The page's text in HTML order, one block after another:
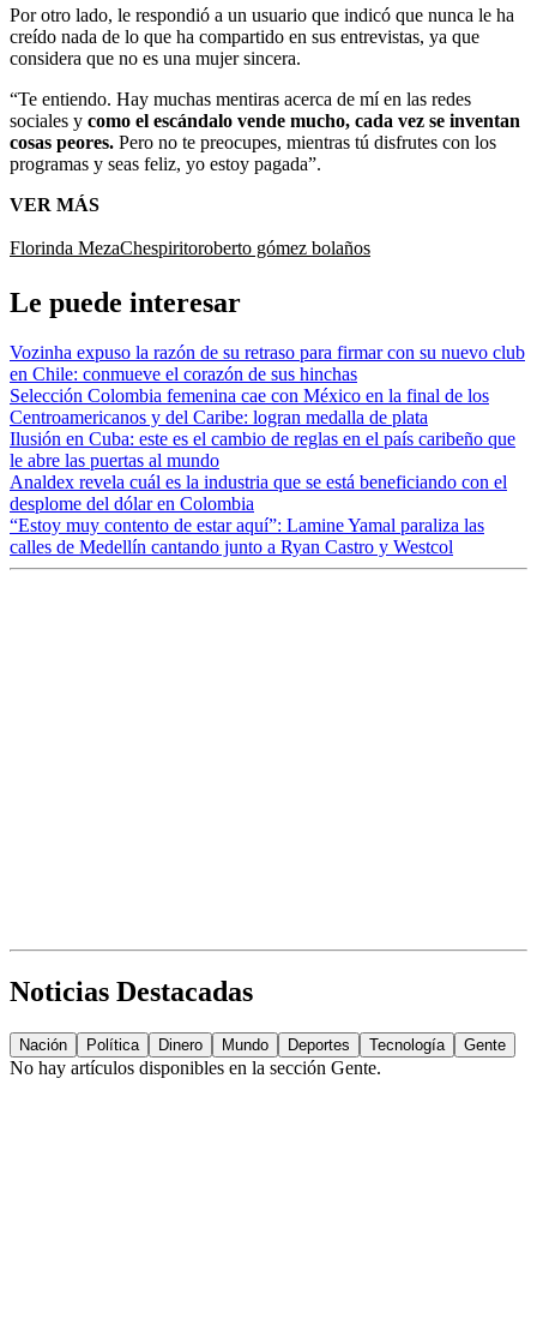
Por otro lado, le respondió a un usuario que indicó que nunca le ha
creído nada de lo que ha compartido en sus entrevistas, ya que
considera que no es una mujer sincera.
“Te entiendo. Hay muchas mentiras acerca de mí en las redes
sociales y como el escándalo vende mucho, cada vez se inventan
cosas peores. Pero no te preocupes, mientras tú disfrutes con los
programas y seas feliz, yo estoy pagada”.
VER MÁS
Florinda MezaChespiritoroberto gómez bolaños
Le puede interesar
Vozinha expuso la razón de su retraso para firmar con su nuevo club
en Chile: conmueve el corazón de sus hinchas
Selección Colombia femenina cae con México en la final de los
Centroamericanos y del Caribe: logran medalla de plata
Ilusión en Cuba: este es el cambio de reglas en el país caribeño que
le abre las puertas al mundo
Analdex revela cuál es la industria que se está beneficiando con el
desplome del dólar en Colombia
“Estoy muy contento de estar aquí”: Lamine Yamal paraliza las
calles de Medellín cantando junto a Ryan Castro y Westcol
Noticias Destacadas
Nación Política Dinero Mundo Deportes Tecnología Gente
No hay artículos disponibles en la sección Gente.